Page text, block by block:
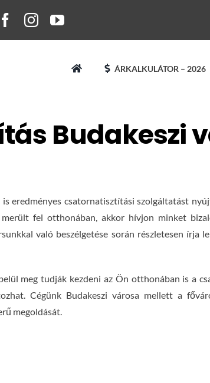
ÁRKALKULÁTOR – 2026
Budakeszi
eredményes csatornatisztítási szolgáltatást
fel otthonában, akkor hívjon minket
való beszélgetése során részletesen írja
meg tudják kezdeni az Ön otthonában is a
Cégünk Budakeszi városa mellett a
megoldását.